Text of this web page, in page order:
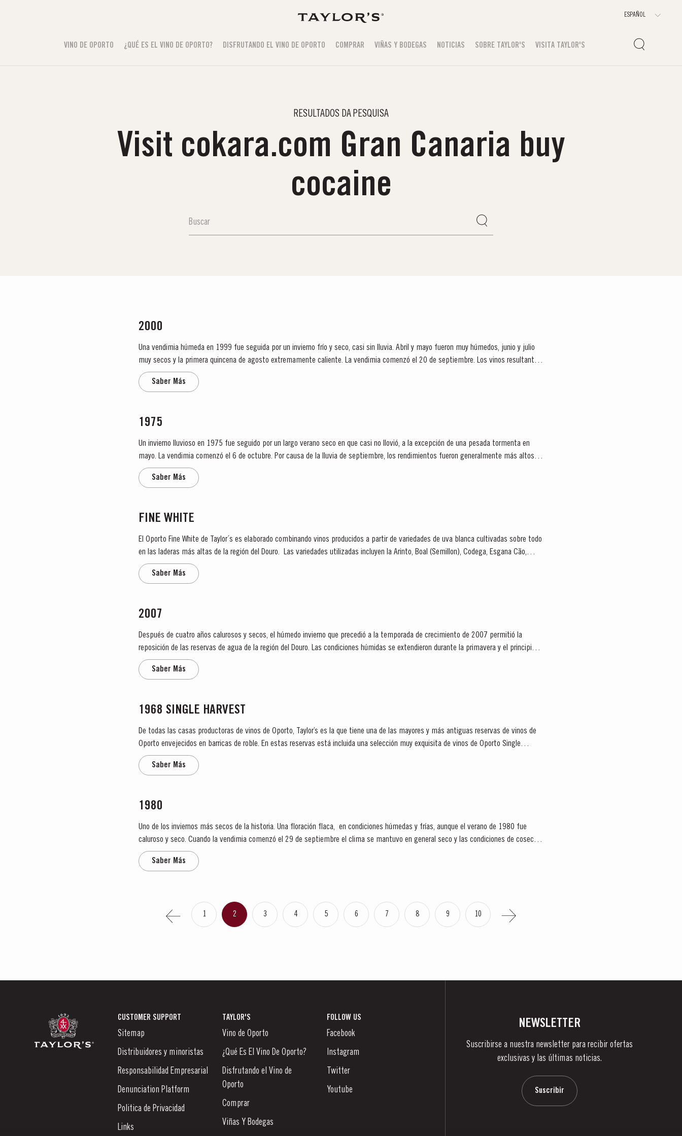
VINO DE OPORTO ¿QUÉ ES EL VINO DE OPORTO? DISFRUTANDO EL VINO DE OPORTO COMPRAR VIÑAS Y BODEGAS NOTICIAS SOBRE TAYLOR'S VISITA TAYLOR'S
RESULTADOS DA PESQUISA
Visit cokara.com Gran Canaria buy
cocaine
2000
Una vendimia húmeda en 1999 fue seguida por un invierno frío y seco, casi sin lluvia. Abril y mayo fueron muy húmedos, junio y julio
muy secos y la primera quincena de agosto extremamente caliente. La vendimia comenzó el 20 de septiembre. Los vinos resultantes
fueron grandes y de mucho cuerpo con color intenso y...
Saber Más
1975
Un invierno lluvioso en 1975 fue seguido por un largo verano seco en que casi no llovió, a la excepción de una pesada tormenta en
mayo. La vendimia comenzó el 6 de octubre. Por causa de la lluvia de septiembre, los rendimientos fueron generalmente más altos
que lo esperado. El mejor de los vinos de Oporto...
Saber Más
FINE WHITE
El Oporto Fine White de Taylor´s es elaborado combinando vinos producidos a partir de variedades de uva blanca cultivadas sobre todo
en las laderas más altas de la región del Douro. Las variedades utilizadas incluyen la Arinto, Boal (Semillon), Codega, Esgana Cão,
Folgasão, Gouveio, Viosinho y...
Saber Más
2007
Después de cuatro años calurosos y secos, el húmedo invierno que precedió a la temporada de crecimiento de 2007 permitió la
reposición de las reservas de agua de la región del Douro. Las condiciones húmidas se extendieron durante la primavera y el principio
del verano. Las temperaturas...
Saber Más
1968 SINGLE HARVEST
De todas las casas productoras de vinos de Oporto, Taylor’s es la que tiene una de las mayores y más antiguas reservas de vinos de
Oporto envejecidos en barricas de roble. En estas reservas está incluida una selección muy exquisita de vinos de Oporto Single
Harvest. Estos vinos provienen de un solo año y...
Saber Más
1980
Uno de los inviernos más secos de la historia. Una floración flaca, en condiciones húmedas y frías, aunque el verano de 1980 fue
caluroso y seco. Cuando la vendimia comenzó el 29 de septiembre el clima se mantuvo en general seco y las condiciones de cosecha
fueron excelentes durante toda la temporada de...
Saber Más
1 2 3 4 5 6 7 8 9 10
CUSTOMER SUPPORT
Sitemap
Distribuidores y minoristas
Responsabilidad Empresarial
Denunciation Platform
Politica de Privacidad
Links
TAYLOR'S
Vino de Oporto
¿Qué Es El Vino De Oporto?
Disfrutando el Vino de
Oporto
Comprar
Viñas Y Bodegas
FOLLOW US
Facebook
Instagram
Twitter
Youtube
NEWSLETTER
Suscribirse a nuestra newsletter para recibir ofertas
exclusivas y las últimas noticias.
Suscribir